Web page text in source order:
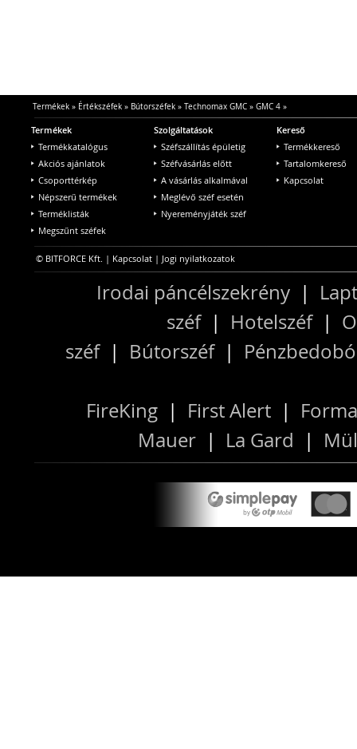
Termékek» Értékszéfek» Bútorszéfek» Technomax GMC» GMC 4»
Termékek
Termékkatalógus
Akciós ajánlatok
Csoporttérkép
Népszerű termékek
Terméklisták
Megszűnt széfek
Szolgáltatások
Széfszállítás épületig
Széfvásárlás előtt
A vásárlás alkalmával
Meglévő széf esetén
Nyereményjáték széf
Kereső
Termékkereső
Tartalomkereső
Kapcsolat
© BITFORCE Kft. | Kapcsolat | Jogi nyilatkozatok
Irodai páncélszekrény |
széf| Hotelszéf|
széf| Bútorszéf|
FireKing | First Alert |
Mauer | La Gard |